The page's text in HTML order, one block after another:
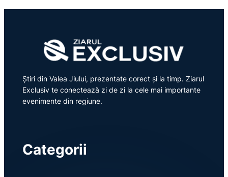
Știri din Valea Jiului, prezentate corect și la timp. Ziarul
Exclusiv te conectează zi de zi la cele mai importante
evenimente din regiune.
Categorii